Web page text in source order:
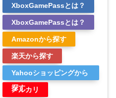
XboxGamePassとは？
XboxGamePassとは？
Amazonから探す
楽天から探す
Yahooショッピングから
探す
メルカリ